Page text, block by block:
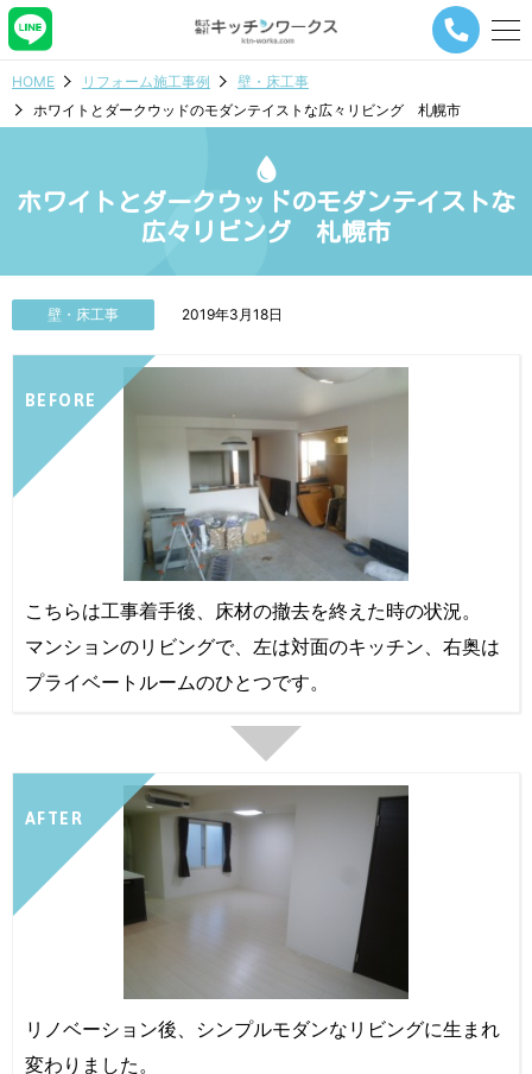
メ
ナ
ー
シ
ボ
HOME リフォーム施工事例
壁・床工事
ホワイトとダークウッドのモダンテイストな広々リビング 札幌市
ホワイトとダークウッドのモダンテイストな
広々リビング 札幌市
壁・床工事 2019年3月18日
BEFORE
こちらは工事着手後、床材の撤去を終えた時の状況。
マンションのリビングで、左は対面のキッチン、右奥は
プライベートルームのひとつです。
AFTER
リノベーション後、シンプルモダンなリビングに生まれ
変わりました。